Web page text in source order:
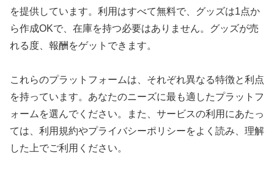
を提供しています。利用はすべて無料で、グッズは1点か
ら作成OKで、在庫を持つ必要はありません。グッズが売
れる度、報酬をゲットできます。
これらのプラットフォームは、それぞれ異なる特徴と利点
を持っています。あなたのニーズに最も適したプラットフ
ォームを選んでください。また、サービスの利用にあたっ
ては、利用規約やプライバシーポリシーをよく読み、理解
した上でご利用ください。